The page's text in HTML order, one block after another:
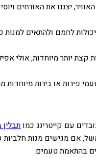
יצננו את האורחים
לחמם ולהתאים למנות
יותר מיוחדות, אולי
פירות או בירות
עם קייטרינג כמותבלין
אם מגישים מנות
בהתאמת טעמים.